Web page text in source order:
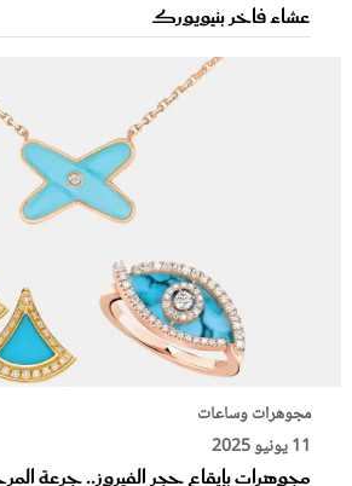
عشاء فاخر بنيويورك
مجوهرات وساعات
11 يونيو 2025
مجوهرات بإيقاع حجر الفيروز.. جرعة